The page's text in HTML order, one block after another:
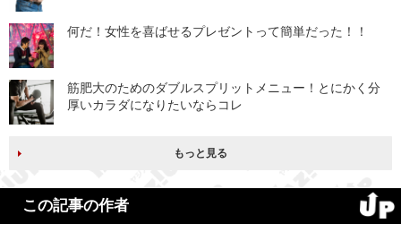
何だ！女性を喜ばせるプレゼントって簡単だった！！
筋肥大のためのダブルスプリットメニュー！とにかく分
厚いカラダになりたいならコレ
もっと見る
この記事の作者